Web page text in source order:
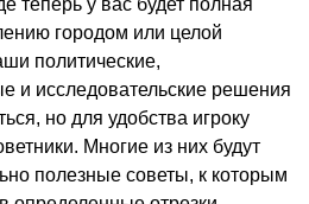
теперь у вас будет полная
городом или целой
политические,
и исследовательские решения
но для удобства игроку
Многие из них будут
полезные советы, к которым